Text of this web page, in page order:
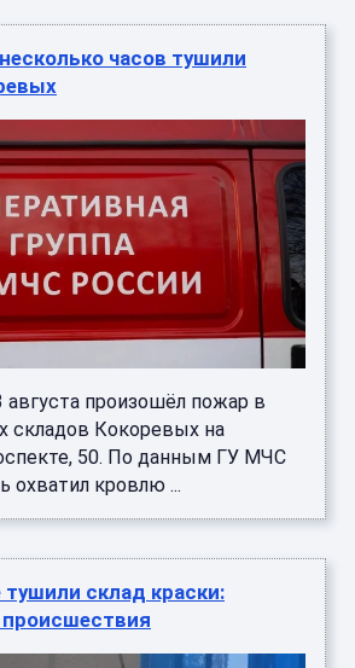
часов тушили
августа произошёл пожар в
складов Кокоревых на
50. По данным ГУ МЧС
охватил кровлю ...
склад краски: